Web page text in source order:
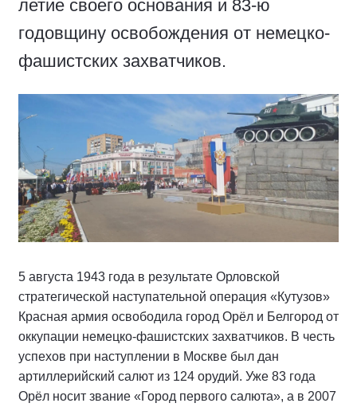
летие своего основания и 83-ю
годовщину освобождения от немецко-
фашистских захватчиков.
5 августа 1943 года в результате Орловской
стратегической наступательной операция «Кутузов»
Красная армия освободила город Орёл и Белгород от
оккупации немецко-фашистских захватчиков. В честь
успехов при наступлении в Москве был дан
артиллерийский салют из 124 орудий. Уже 83 года
Орёл носит звание «Город первого салюта», а в 2007